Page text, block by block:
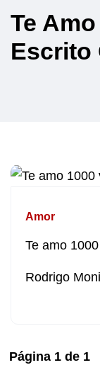
Te
Escrito
Amor
Te amo
Rodrigo Moni
Página 1 de 1